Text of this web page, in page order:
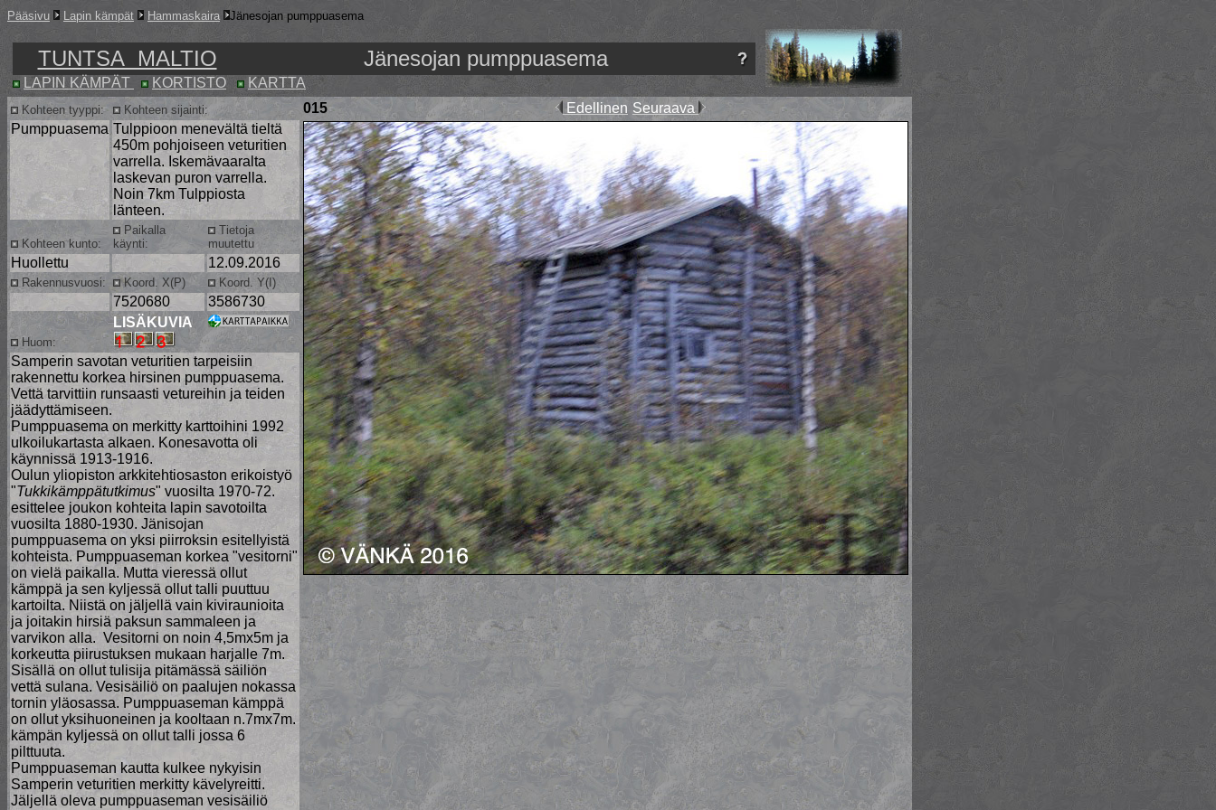
Pääsivu Lapin kämpät Hammaskaira Jänesojan pumppuasema
TUNTSA MALTIO Jänesojan pumppuasema
LAPIN KÄMPÄT KORTISTO KARTTA
Kohteen tyyppi: Kohteen sijainti: 015 Edellinen Seuraava
Pumppuasema Tulppioon menevältä tieltä
450m pohjoiseen veturitien
varrella. Iskemävaaralta
laskevan puron varrella.
Noin 7km Tulppiosta
länteen.
Kohteen kunto:
Paikalla
käynti:
Tietoja
muutettu
Huollettu 12.09.2016
Rakennusvuosi: Koord. X(P) Koord. Y(I)
7520680 3586730
Huom:
LISÄKUVIA
Samperin savotan veturitien tarpeisiin
rakennettu korkea hirsinen pumppuasema.
Vettä tarvittiin runsaasti vetureihin ja teiden
jäädyttämiseen.
Pumppuasema on merkitty karttoihini 1992
ulkoilukartasta alkaen. Konesavotta oli
käynnissä 1913-1916.
Oulun yliopiston arkkitehtiosaston erikoistyö
"Tukkikämppätutkimus" vuosilta 1970-72.
esittelee joukon kohteita lapin savotoilta
vuosilta 1880-1930. Jänisojan
pumppuasema on yksi piirroksin esitellyistä
kohteista. Pumppuaseman korkea "vesitorni"
on vielä paikalla. Mutta vieressä ollut
kämppä ja sen kyljessä ollut talli puuttuu
kartoilta. Niistä on jäljellä vain kiviraunioita
ja joitakin hirsiä paksun sammaleen ja
varvikon alla. Vesitorni on noin 4,5mx5m ja
korkeutta piirustuksen mukaan harjalle 7m.
Sisällä on ollut tulisija pitämässä säiliön
vettä sulana. Vesisäiliö on paalujen nokassa
tornin yläosassa. Pumppuaseman kämppä
on ollut yksihuoneinen ja kooltaan n.7mx7m.
kämpän kyljessä on ollut talli jossa 6
pilttuuta.
Pumppuaseman kautta kulkee nykyisin
Samperin veturitien merkitty kävelyreitti.
Jäljellä oleva pumppuaseman vesisäiliö